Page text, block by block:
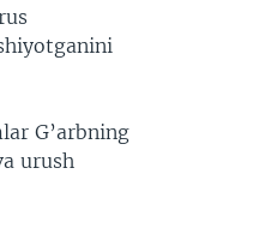
G’arbning
urush